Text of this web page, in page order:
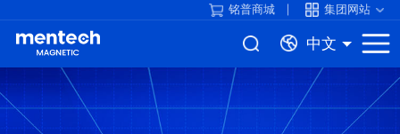
铭普商城 集团网站
中文